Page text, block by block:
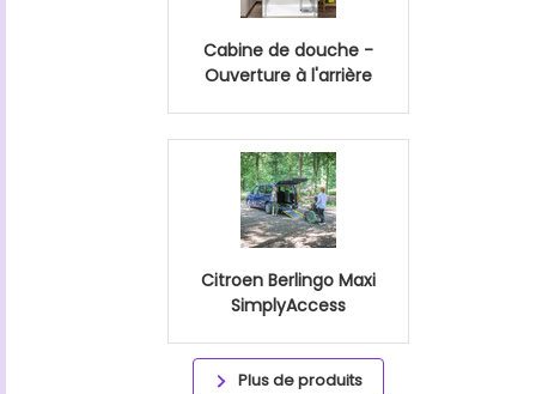
Cabine de douche -
Ouverture à l'arrière
Citroen Berlingo Maxi
SimplyAccess
Plus de produits